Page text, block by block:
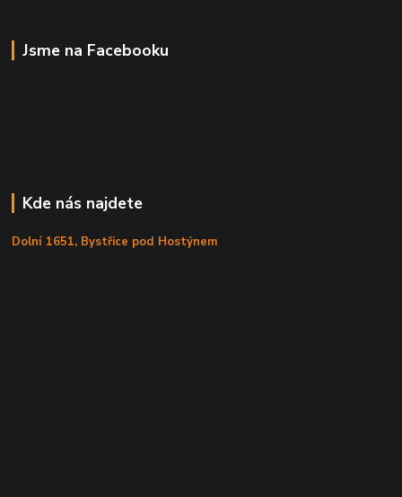
Jsme na Facebooku
Kde nás najdete
Dolní 1651, Bystřice pod Hostýnem